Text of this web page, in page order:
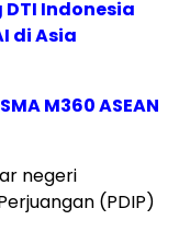
Indonesia
di Asia
M360 ASEAN
negeri
(PDIP)